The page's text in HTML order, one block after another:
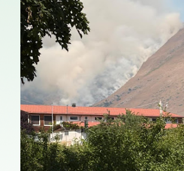
LA SESTA EDIZIONE TRA